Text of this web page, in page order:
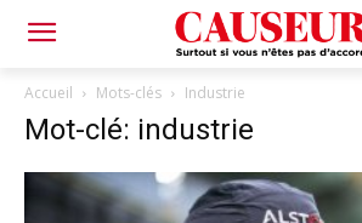
Accueil Mots-clés Industrie
Mot-clé: industrie